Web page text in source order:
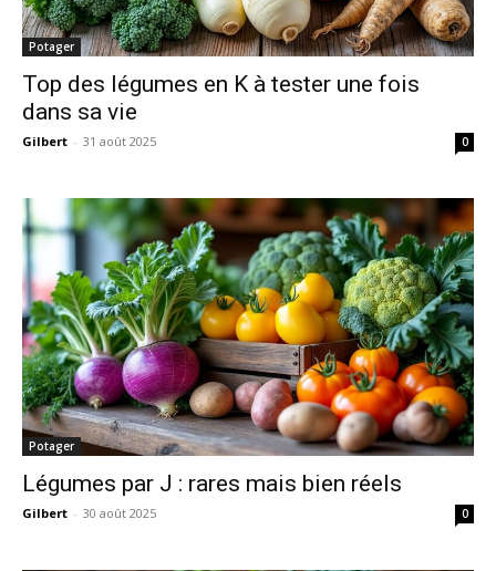
Potager
Top des légumes en K à tester une fois
dans sa vie
Gilbert - 31 août 2025 0
Potager
Légumes par J : rares mais bien réels
Gilbert - 30 août 2025 0